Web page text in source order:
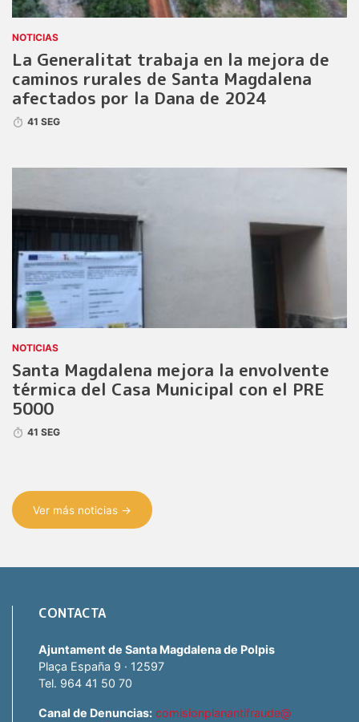
NOTICIAS
La Generalitat trabaja en la mejora de
caminos rurales de Santa Magdalena
afectados por la Dana de 2024
41 SEG
NOTICIAS
Santa Magdalena mejora la envolvente
térmica del Casa Municipal con el PRE
5000
41 SEG
Ver más noticias →
CONTACTA
Ajuntament de Santa Magdalena de Polpis
Plaça España 9 · 12597
Tel. 964 41 50 70
Canal de Denuncias: comisionplanantifraude@